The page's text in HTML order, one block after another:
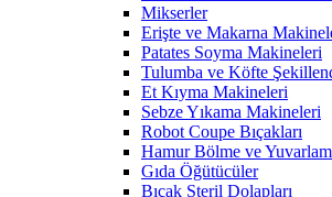
Mikserler
Erişte ve Makarna
Patates Soyma Makineleri
Tulumba ve Köfte
Et Kıyma Makineleri
Sebze Yıkama Makineleri
Robot Coupe Bıçakları
Hamur Bölme ve
Gıda Öğütücüler
Bıçak Steril Dolapları